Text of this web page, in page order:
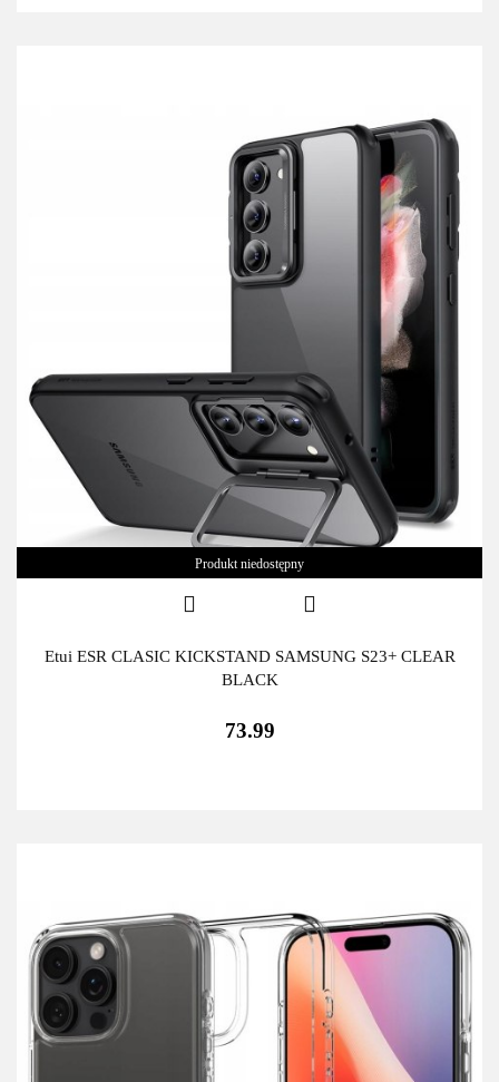
Produkt niedostępny
Etui ESR CLASIC KICKSTAND SAMSUNG S23+ CLEAR
BLACK
73.99